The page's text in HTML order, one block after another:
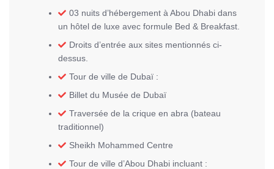
03 nuits d’hébergement à Abou Dhabi dans
un hôtel de luxe avec formule Bed & Breakfast.
Droits d’entrée aux sites mentionnés ci-
dessus.
Tour de ville de Dubaï :
Billet du Musée de Dubaï
Traversée de la crique en abra (bateau
traditionnel)
Sheikh Mohammed Centre
Tour de ville d’Abou Dhabi incluant :